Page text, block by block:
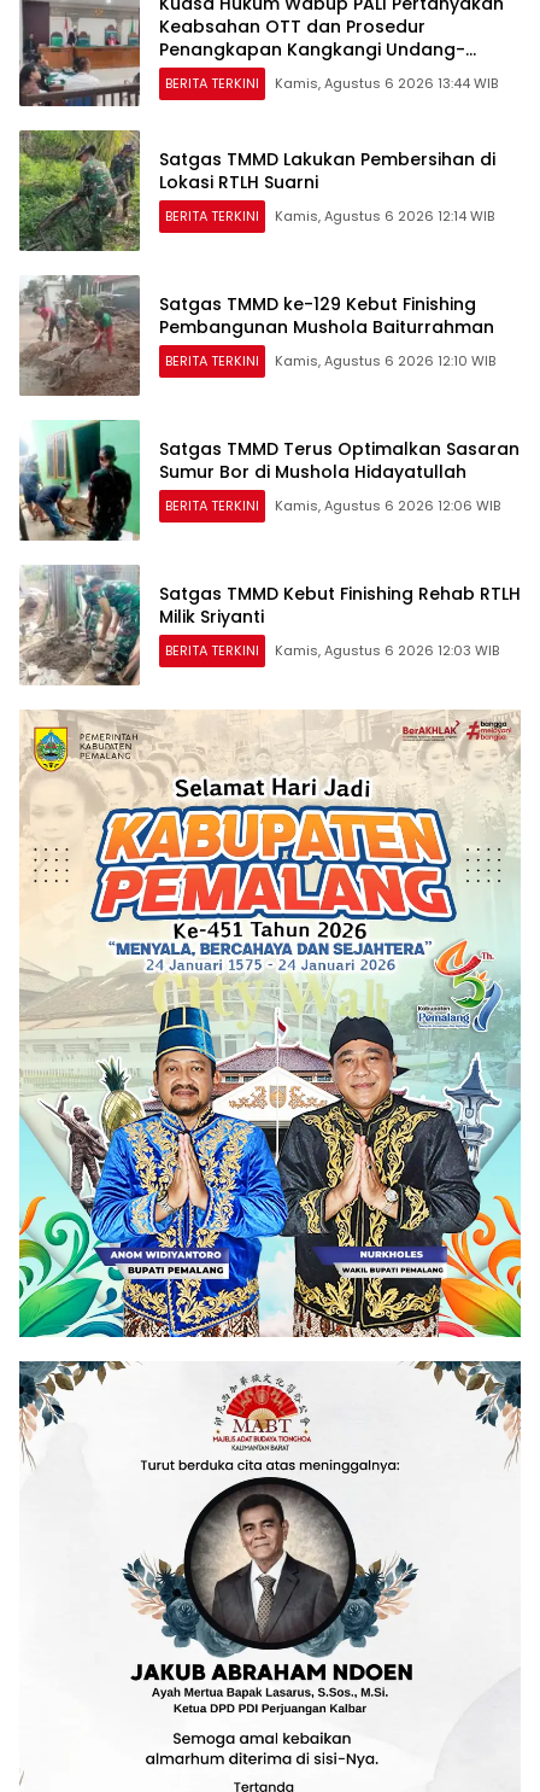
Keabsahan OTT dan Prosedur
Penangkapan Kangkangi Undang-
Undang
BERITA TERKINI Kamis, Agustus 6 2026 13:44 WIB
Satgas TMMD Lakukan Pembersihan di
Lokasi RTLH Suarni
BERITA TERKINI Kamis, Agustus 6 2026 12:14 WIB
Satgas TMMD ke-129 Kebut Finishing
Pembangunan Mushola Baiturrahman
BERITA TERKINI Kamis, Agustus 6 2026 12:10 WIB
Satgas TMMD Terus Optimalkan Sasaran
Sumur Bor di Mushola Hidayatullah
BERITA TERKINI Kamis, Agustus 6 2026 12:06 WIB
Satgas TMMD Kebut Finishing Rehab RTLH
Milik Sriyanti
BERITA TERKINI Kamis, Agustus 6 2026 12:03 WIB